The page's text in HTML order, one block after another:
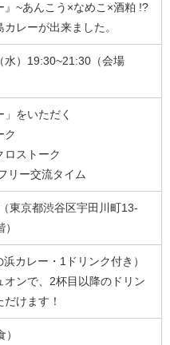
』~あんこう×なめこ×酒粕 !?
レーが出来ました。
水）19:30~21:30（会場
」をいただく
ク
ロストーク
リー交流タイム
東京都渋谷区宇田川町13-
カレー・1ドリンク付き）
オンで、2杯目以降のドリン
けます！